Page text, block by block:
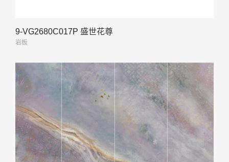
9-VG2680C017P 盛世花尊
岩板